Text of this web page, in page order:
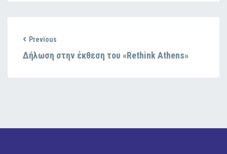
Previous
Δήλωση στην έκθεση του «Rethink Athens»